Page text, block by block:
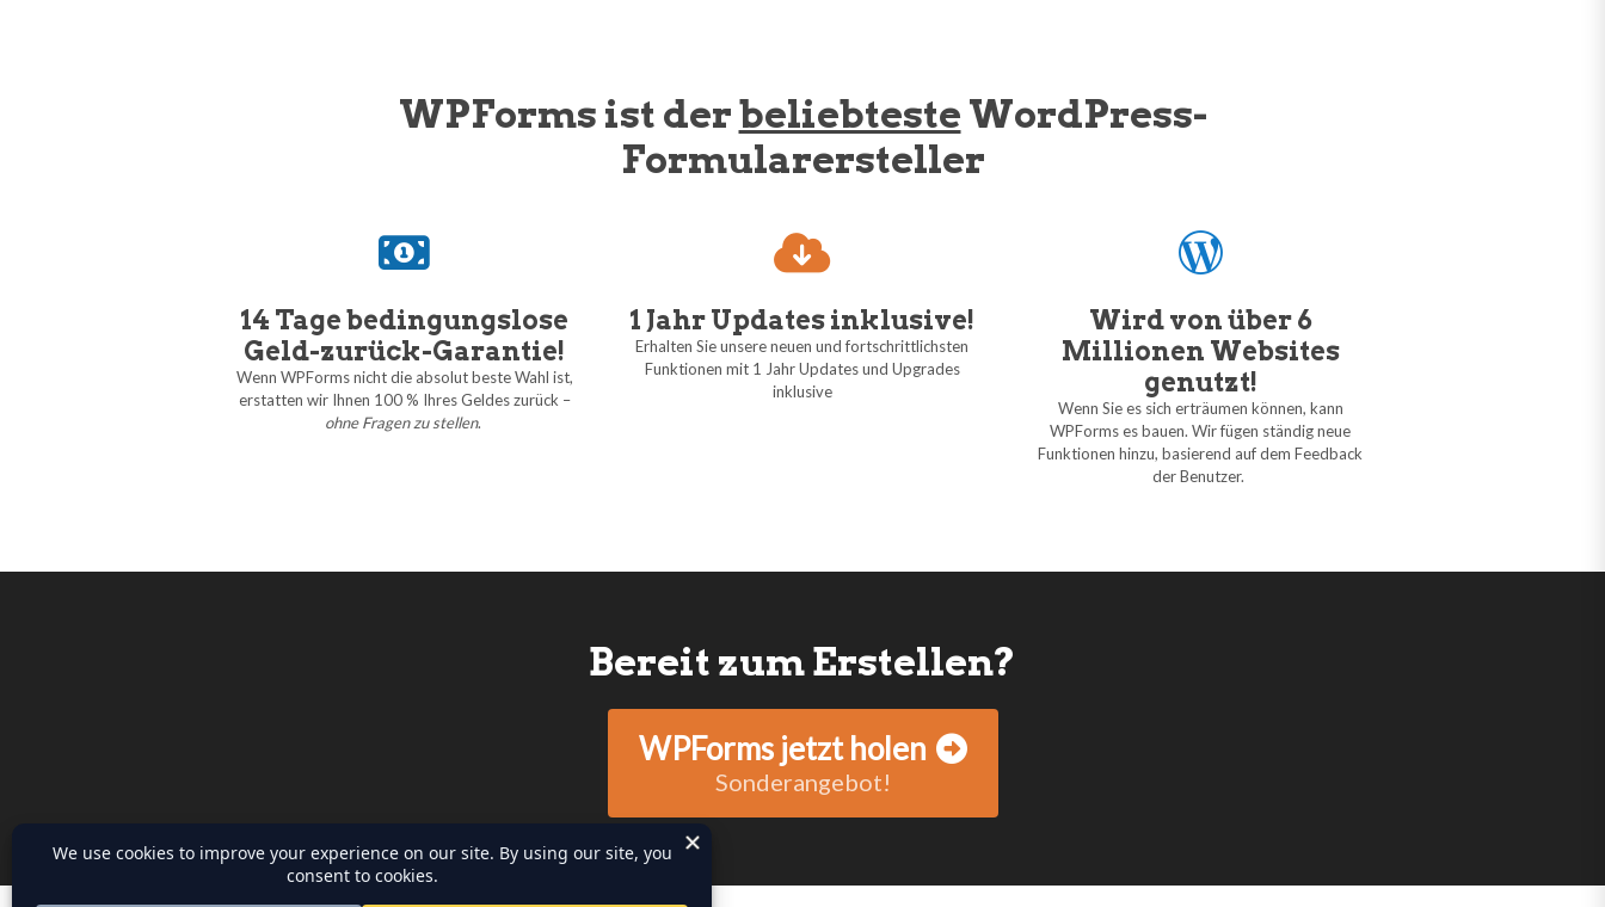
WPForms ist derbeliebteste WordPress-
Formularersteller
14 Tage bedingungslose
Geld-zurück-Garantie!
Wenn WPForms nicht die absolut beste Wahl ist,
erstatten wir Ihnen 100 % Ihres Geldes zurück –
ohne Fragen zu stellen.
1 Jahr Updates inklusive!
Erhalten Sie unsere neuen und fortschrittlichsten
Funktionen mit 1 Jahr Updates und Upgrades
inklusive
Wird von über 6
Millionen Websites
genutzt!
Wenn Sie es sich erträumen können, kann
WPForms es bauen. Wir fügen ständig neue
Funktionen hinzu, basierend auf dem Feedback
der Benutzer.
Bereit zum Erstellen?
WPForms jetzt holen
Sonderangebot!